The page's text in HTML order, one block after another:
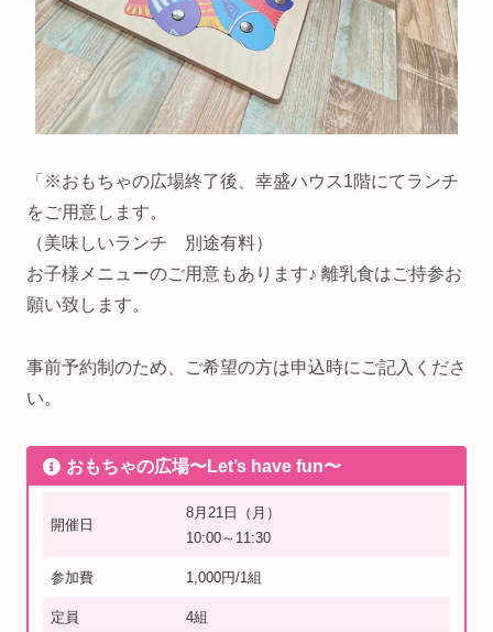
「※おもちゃの広場終了後、幸盛ハウス1階にてランチ
をご用意します。
（美味しいランチ 別途有料）
お子様メニューのご用意もあります♪ ⁡離乳食はご持参お
願い致します。
事前予約制のため、ご希望の方は申込時にご記入くださ
い。
おもちゃの広場〜Let’s have fun〜
開催日
8月21日（月）
10:00～11:30
参加費 1,000円/1組
定員 4組